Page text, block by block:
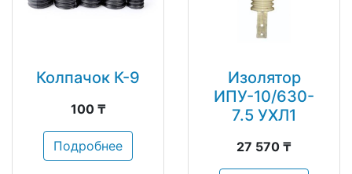
Колпачок К-9
100 ₸
Подробнее
Изолятор
ИПУ-10/630-
7.5 УХЛ1
27 570 ₸